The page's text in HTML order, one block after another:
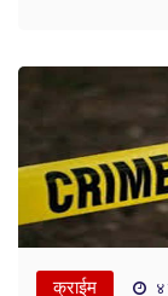
क्राईम